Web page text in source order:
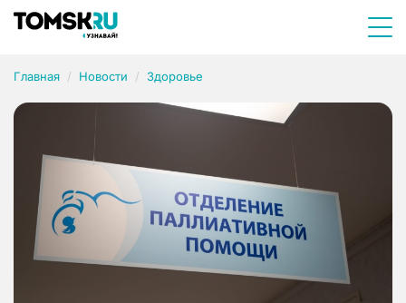
Главная Новости Здоровье